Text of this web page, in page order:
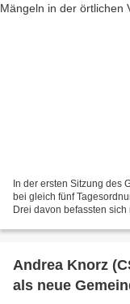
In der ersten Sitzung des
bei gleich fünf
Drei davon befassten
Andrea Knorz
als neue